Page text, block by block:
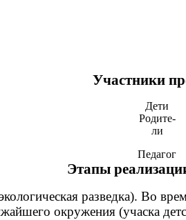
Участники
Дети
Родите-
ли
Педагог
Этапы
разведка). Во
окружения (учаска